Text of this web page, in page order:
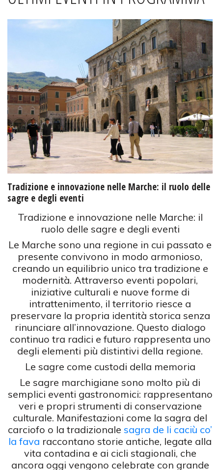
Tradizione e innovazione nelle Marche: il ruolo delle
sagre e degli eventi
Tradizione e innovazione nelle Marche: il
ruolo delle sagre e degli eventi
Le Marche sono una regione in cui passato e
presente convivono in modo armonioso,
creando un equilibrio unico tra tradizione e
modernità. Attraverso eventi popolari,
iniziative culturali e nuove forme di
intrattenimento, il territorio riesce a
preservare la propria identità storica senza
rinunciare all’innovazione. Questo dialogo
continuo tra radici e futuro rappresenta uno
degli elementi più distintivi della regione.
Le sagre come custodi della memoria
Le sagre marchigiane sono molto più di
semplici eventi gastronomici: rappresentano
veri e propri strumenti di conservazione
culturale. Manifestazioni come la sagra del
carciofo o la tradizionale sagra de li caciù co’
la fava raccontano storie antiche, legate alla
vita contadina e ai cicli stagionali, che
ancora oggi vengono celebrate con grande